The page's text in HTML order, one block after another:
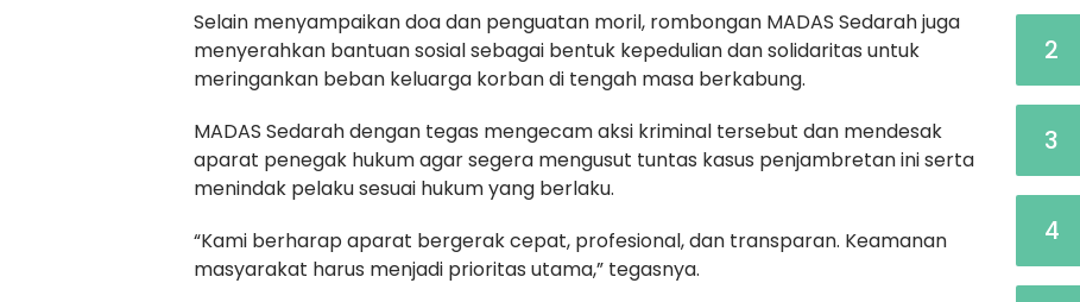
Selain menyampaikan doa dan penguatan moril, rombongan MADAS Sedarah juga
menyerahkan bantuan sosial sebagai bentuk kepedulian dan solidaritas untuk
meringankan beban keluarga korban di tengah masa berkabung.
MADAS Sedarah dengan tegas mengecam aksi kriminal tersebut dan mendesak
aparat penegak hukum agar segera mengusut tuntas kasus penjambretan ini serta
menindak pelaku sesuai hukum yang berlaku.
“Kami berharap aparat bergerak cepat, profesional, dan transparan. Keamanan
masyarakat harus menjadi prioritas utama,” tegasnya.
2
3
4